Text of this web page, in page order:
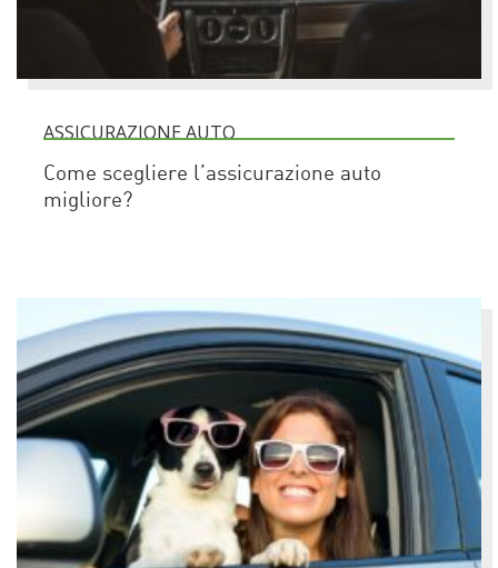
ASSICURAZIONE AUTO
Come scegliere l’assicurazione auto
migliore?